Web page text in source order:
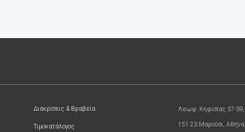
Διακρίσεις & Βραβεία
Τιμοκατάλογος
Λεωφ. Κηφισίας 37-39,
151 23 Μαρούσι, Αθήνα